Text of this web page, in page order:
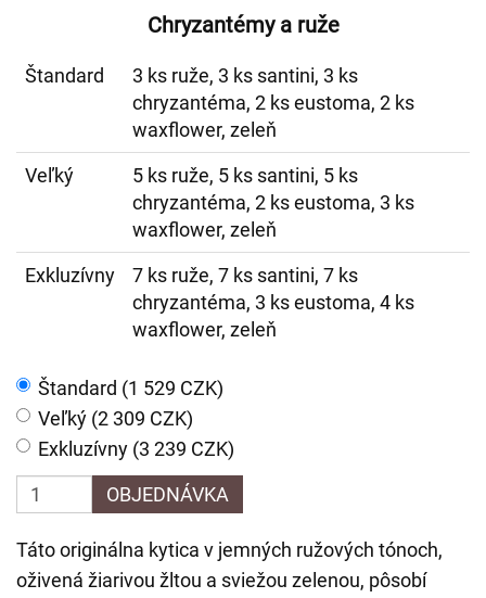
Chryzantémy a ruže
Štandard
3 ks ruže, 3 ks santini, 3 ks
chryzantéma, 2 ks eustoma, 2 ks
waxflower, zeleň
Veľký
5 ks ruže, 5 ks santini, 5 ks
chryzantéma, 2 ks eustoma, 3 ks
waxflower, zeleň
Exkluzívny
7 ks ruže, 7 ks santini, 7 ks
chryzantéma, 3 ks eustoma, 4 ks
waxflower, zeleň
Štandard (1 529 CZK)
Veľký (2 309 CZK)
Exkluzívny (3 239 CZK)
OBJEDNÁVKA
Táto originálna kytica v jemných ružových tónoch,
oživená žiarivou žltou a sviežou zelenou, pôsobí